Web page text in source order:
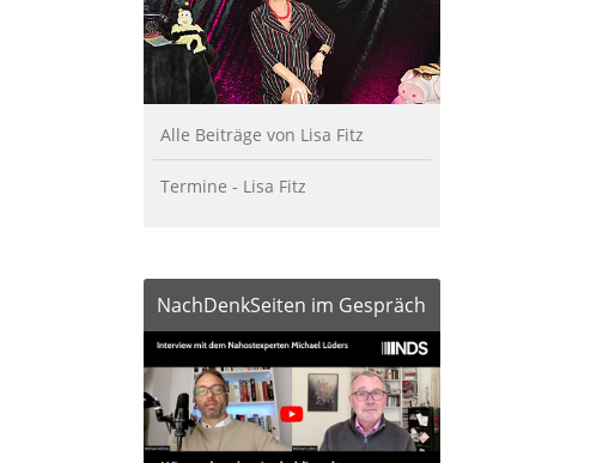
Alle Beiträge von Lisa Fitz
Termine - Lisa Fitz
NachDenkSeiten im Gespräch